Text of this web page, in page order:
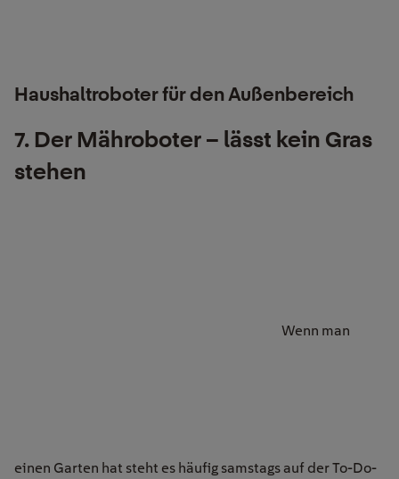
Haushaltroboter für den Außenbereich
7. Der Mähroboter – lässt kein Gras
stehen
Wenn man
einen Garten hat steht es häufig samstags auf der To-Do-